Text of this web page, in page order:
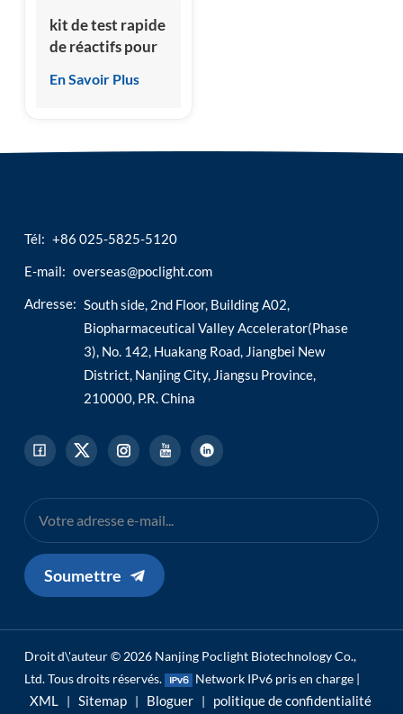
kit de test rapide
de réactifs pour
stimulant la
En Savoir Plus
Tél: +86 025-5825-5120
E-mail: overseas@poclight.com
Adresse: South side, 2nd Floor, Building A02,
Biopharmaceutical Valley Accelerator(Phase
3), No. 142, Huakang Road, Jiangbei New
District, Nanjing City, Jiangsu Province,
210000, P.R. China
Soumettre
Droit d\'auteur © 2026 Nanjing Poclight Biotechnology Co.,
Ltd. Tous droits réservés.
Network IPv6 pris en charge |
XML | Sitemap | Bloguer | politique de confidentialité